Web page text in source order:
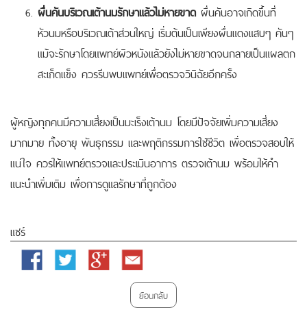
ผื่นคันบริเวณเต้านมรักษาแล้วไม่หายขาด ผื่นคันอาจเกิดขึ้นที่
หัวนมหรือบริเวณเต้าส่วนใหญ่ เริ่มต้นเป็นเพียงผื่นแดงแสบๆ คันๆ
แม้จะรักษาโดยแพทย์ผิวหนังแล้วยังไม่หายขาดจนกลายเป็นแผลตก
สะเก็ดแข็ง ควรรีบพบแพทย์เพื่อตรวจวินิฉัยอีกครั้ง
ผู้หญิงทุกคนมีความเสี่ยงเป็นมะเร็งเต้านม โดยมีปัจจัยเพิ่มความเสี่ยง
มากมาย ทั้งอายุ พันธุกรรม และพฤติกรรมการใช้ชีวิต เพื่อตรวจสอบให้
แน่ใจ ควรให้แพทย์ตรวจและประเมินอาการ ตรวจเต้านม พร้อมให้คำ
แนะนำเพิ่มเติม เพื่อการดูแลรักษาที่ถูกต้อง
แชร์
Facebook Twitter
Google
Email
ย้อนกลับ